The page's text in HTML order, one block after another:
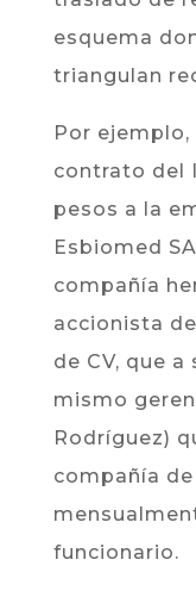
esquema
triangulan
Por
contrato del
pesos a la
Esbiomed
compañía
accionista
de CV, que
mismo
Rodríguez)
compañía
funcionario.